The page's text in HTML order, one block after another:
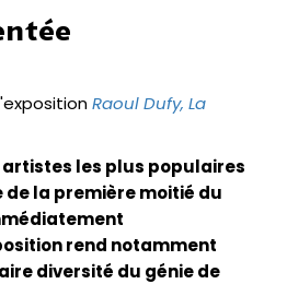
Raoul Dufy, La
artistes les plus populaires
la première moitié du
rend notamment
diversité du génie de